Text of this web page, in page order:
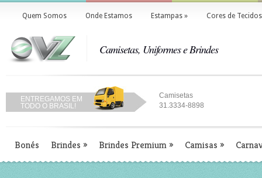
Quem Somos Onde Estamos Estampas» Cores de Tecidos
Camisetas, Uniformes e Brindes
ENTREGAMOS EM
TODO O BRASIL!
Camisetas
31.3334-8898
Bonés Brindes » Brindes Premium» Camisas »